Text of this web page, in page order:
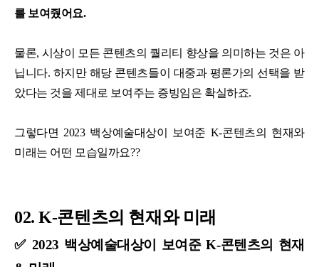
를 보여줬어요.
물론, 시상이 모든 콘텐츠의 퀄리티 향상을 의미하는 것은 아
닙니다. 하지만 해당 콘텐츠들이 대중과 평론가의 선택을 받
았다는 것을 제대로 보여주는 증빙임은 확실하죠.
그렇다면 2023 백상예술대상이 보여준 K-콘텐츠의 현재와
미래는 어떤 모습일까요??
02. K-콘텐츠의 현재와 미래
✅ 2023 백상예술대상이 보여준 K-콘텐츠의 현재